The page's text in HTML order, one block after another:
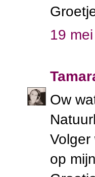
19
Ow
op